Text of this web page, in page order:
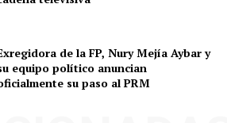
de la FP, Nury Mejía Aybar y
equipo político anuncian
su paso al PRM